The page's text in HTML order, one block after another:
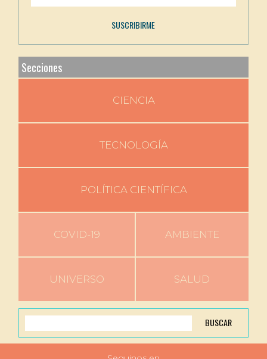
Secciones
CIENCIA
TECNOLOGÍA
POLÍTICA CIENTÍFICA
COVID-19 AMBIENTE
UNIVERSO SALUD
BUSCAR